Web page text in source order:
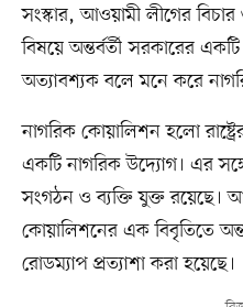
সংস্কার, আওয়ামী লীগের
বিষয়ে অন্তর্বর্তী সরকারের
অত্যাবশ্যক বলে মনে করে
নাগরিক কোয়ালিশন হলো
একটি নাগরিক উদ্যোগ। এর
সংগঠন ও ব্যক্তি যুক্ত রয়েছে।
কোয়ালিশনের এক বিবৃতিতে
রোডম্যাপ প্রত্যাশা করা হয়েছে।